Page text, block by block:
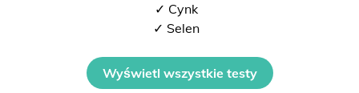
✓ Cynk
✓ Selen
Wyświetl wszystkie testy